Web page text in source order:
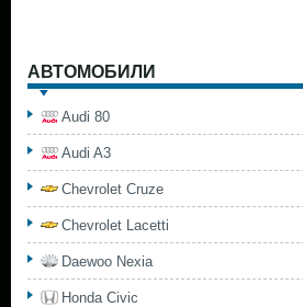
АВТОМОБИЛИ
Audi 80
Audi A3
Chevrolet Cruze
Chevrolet Lacetti
Daewoo Nexia
Honda Civic